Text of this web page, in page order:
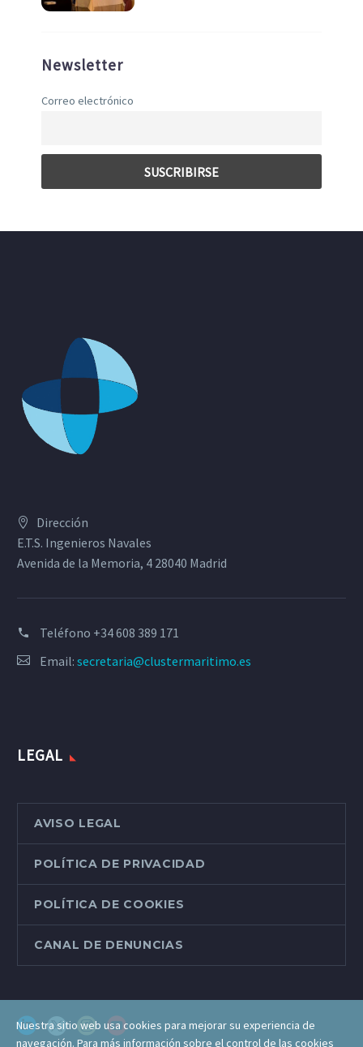
Newsletter
Correo electrónico
Dirección
E.T.S. Ingenieros Navales
Avenida de la Memoria, 4 28040 Madrid
Teléfono +34 608 389 171
Email: secretaria@clustermaritimo.es
LEGAL
AVISO LEGAL
POLÍTICA DE PRIVACIDAD
POLÍTICA DE COOKIES
CANAL DE DENUNCIAS
Nuestra sitio web usa cookies para mejorar su experiencia de
navegación. Para más información sobre el control de las cookies